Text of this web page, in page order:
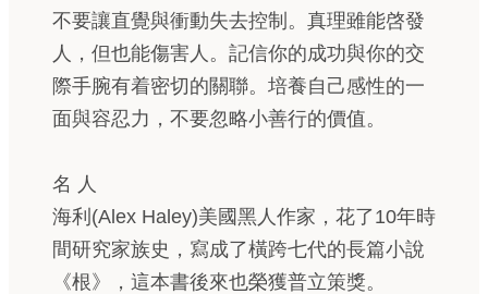
不要讓直覺與衝動失去控制。真理雖能啓發
人，但也能傷害人。記信你的成功與你的交
際手腕有着密切的關聯。培養自己感性的一
面與容忍力，不要忽略小善行的價值。
名 人
海利(Alex Haley)美國黑人作家，花了10年時
間研究家族史，寫成了橫跨七代的長篇小說
《根》，這本書後來也榮獲普立策獎。